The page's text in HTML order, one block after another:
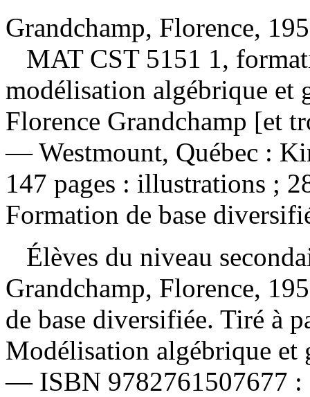
Grandchamp, Florence,
MAT CST 5151 1,
modélisation algébrique et
Florence Grandchamp [et
— Westmount, Québec :
147 pages : illustrations ;
Formation de base
Élèves du niveau
Grandchamp, Florence,
de base diversifiée. Tiré à
Modélisation algébrique et
— ISBN 9782761507677 :